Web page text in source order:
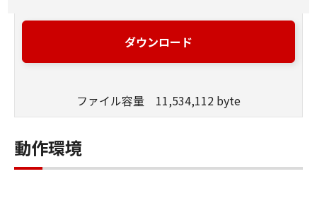
とは、「許諾ソフトウエア」をコンピュー
タの記憶媒体上にインストールすること、
と、アクセスすること、読み出すこと、も
しくは実行することのいずれも含むものと
します）することができます。お客様はま
た、お客様が「プリンタ」を使用すること
ダウンロード
ファイル容量 11,534,112 byte
動作環境